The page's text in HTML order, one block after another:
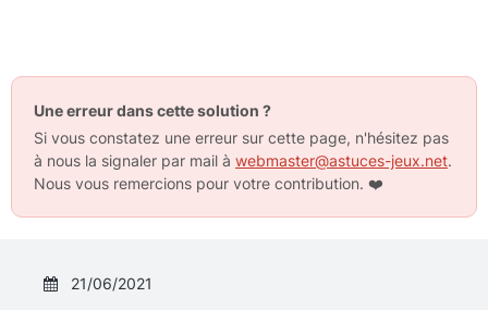
Une erreur dans cette solution ?
Si vous constatez une erreur sur cette page, n'hésitez pas
à nous la signaler par mail à webmaster@astuces-jeux.net.
Nous vous remercions pour votre contribution. ❤️
21/06/2021